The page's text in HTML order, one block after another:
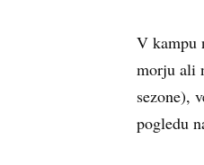
V kampu
morju ali
sezone),
pogledu